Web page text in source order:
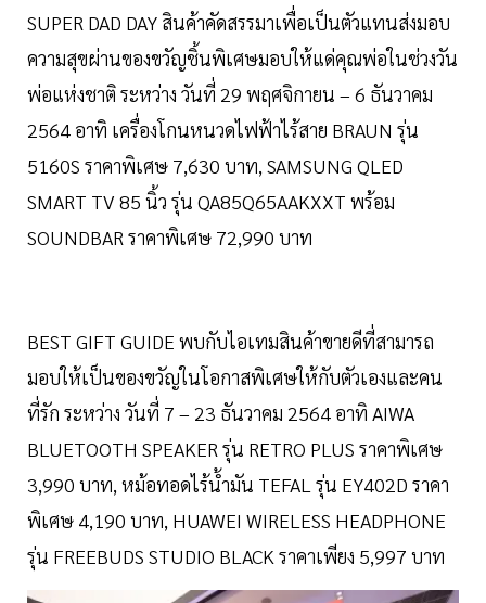
SUPER DAD DAY สินค้าคัดสรรมาเพื่อเป็นตัวแทนส่งมอบ
ความสุขผ่านของขวัญชิ้นพิเศษมอบให้แด่คุณพ่อในช่วงวัน
พ่อแห่งชาติ ระหว่าง วันที่ 29 พฤศจิกายน – 6 ธันวาคม
2564 อาทิ เครื่องโกนหนวดไฟฟ้าไร้สาย BRAUN รุ่น
5160S ราคาพิเศษ 7,630 บาท, SAMSUNG QLED
SMART TV 85 นิ้ว รุ่น QA85Q65AAKXXT พร้อม
SOUNDBAR ราคาพิเศษ 72,990 บาท
BEST GIFT GUIDE พบกับไอเทมสินค้าขายดีที่สามารถ
มอบให้เป็นของขวัญในโอกาสพิเศษให้กับตัวเองและคน
ที่รัก ระหว่าง วันที่ 7 – 23 ธันวาคม 2564 อาทิ AIWA
BLUETOOTH SPEAKER รุ่น RETRO PLUS ราคาพิเศษ
3,990 บาท, หม้อทอดไร้น้ำมัน TEFAL รุ่น EY402D ราคา
พิเศษ 4,190 บาท, HUAWEI WIRELESS HEADPHONE
รุ่น FREEBUDS STUDIO BLACK ราคาเพียง 5,997 บาท